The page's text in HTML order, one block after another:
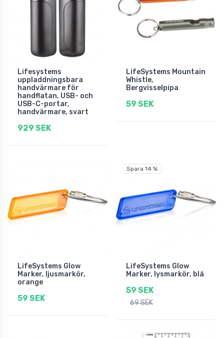
Lifesystems
uppladdningsbara
handvärmare för
handflatan, USB- och
USB-C-portar,
handvärmare, svart
929 SEK
LifeSystems Mountain
Whistle,
Bergvisselpipa
59 SEK
LifeSystems Glow
Marker, ljusmarkör,
orange
59 SEK
Spara 14 %
LifeSystems Glow
Marker, lysmarkör, blå
59 SEK
69 SEK